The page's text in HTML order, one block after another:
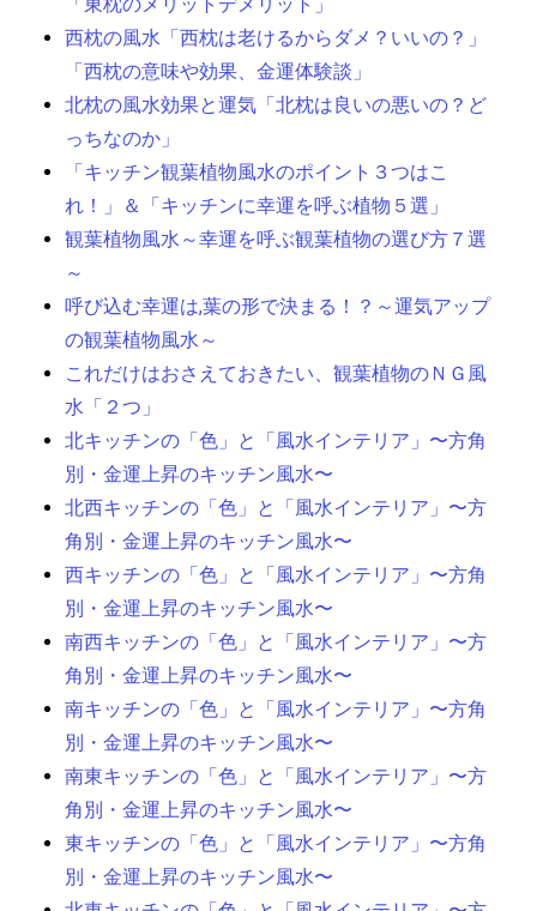
「東枕のメリットデメリット」
西枕の風水「西枕は老けるからダメ？いいの？」
「西枕の意味や効果、金運体験談」
北枕の風水効果と運気「北枕は良いの悪いの？ど
っちなのか」
「キッチン観葉植物風水のポイント３つはこ
れ！」＆「キッチンに幸運を呼ぶ植物５選」
観葉植物風水～幸運を呼ぶ観葉植物の選び方７選
～
呼び込む幸運は,葉の形で決まる！？～運気アップ
の観葉植物風水～
これだけはおさえておきたい、観葉植物のＮＧ風
水「２つ」
北キッチンの「色」と「風水インテリア」〜方角
別・金運上昇のキッチン風水〜
北西キッチンの「色」と「風水インテリア」〜方
角別・金運上昇のキッチン風水〜
西キッチンの「色」と「風水インテリア」〜方角
別・金運上昇のキッチン風水〜
南西キッチンの「色」と「風水インテリア」〜方
角別・金運上昇のキッチン風水〜
南キッチンの「色」と「風水インテリア」〜方角
別・金運上昇のキッチン風水〜
南東キッチンの「色」と「風水インテリア」〜方
角別・金運上昇のキッチン風水〜
東キッチンの「色」と「風水インテリア」〜方角
別・金運上昇のキッチン風水〜